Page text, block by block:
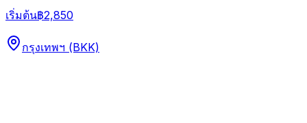
เริ่มต้น฿2,850
กรุงเทพฯ (BKK)